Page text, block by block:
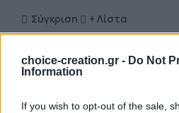
choice-creation.gr - Do Not
Information
If you wish to opt-out of the sale,
Σύγκριση + Λίστα
Κωδικός προϊόντος:
Share: